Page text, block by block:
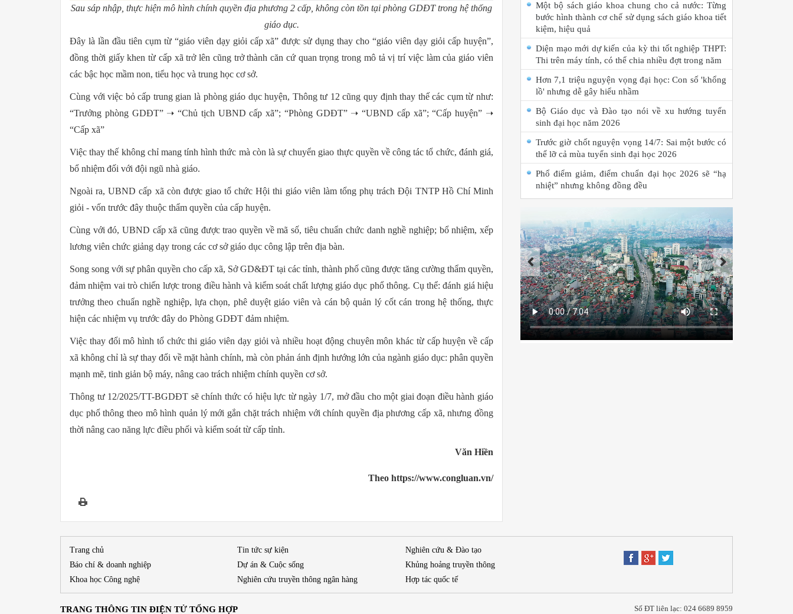
Sau sáp nhập, thực hiện mô hình chính quyền địa phương 2 cấp, không còn tồn tại phòng GDĐT trong hệ thống
giáo dục.
Đây là lần đầu tiên cụm từ “giáo viên dạy giỏi cấp xã” được sử dụng thay cho “giáo viên dạy giỏi cấp huyện”,
đồng thời giấy khen từ cấp xã trở lên cũng trở thành căn cứ quan trọng trong mô tả vị trí việc làm của giáo viên
các bậc học mầm non, tiểu học và trung học cơ sở.
Cùng với việc bỏ cấp trung gian là phòng giáo dục huyện, Thông tư 12 cũng quy định thay thế các cụm từ như:
“Trưởng phòng GDĐT” ➝ “Chủ tịch UBND cấp xã”; “Phòng GDĐT” ➝ “UBND cấp xã”; “Cấp huyện” ➝
“Cấp xã”
Việc thay thế không chỉ mang tính hình thức mà còn là sự chuyển giao thực quyền về công tác tổ chức, đánh giá,
bổ nhiệm đối với đội ngũ nhà giáo.
Ngoài ra, UBND cấp xã còn được giao tổ chức Hội thi giáo viên làm tổng phụ trách Đội TNTP Hồ Chí Minh
giỏi - vốn trước đây thuộc thẩm quyền của cấp huyện.
Cùng với đó, UBND cấp xã cũng được trao quyền về mã số, tiêu chuẩn chức danh nghề nghiệp; bổ nhiệm, xếp
lương viên chức giảng dạy trong các cơ sở giáo dục công lập trên địa bàn.
Song song với sự phân quyền cho cấp xã, Sở GD&ĐT tại các tỉnh, thành phố cũng được tăng cường thẩm quyền,
đảm nhiệm vai trò chiến lược trong điều hành và kiểm soát chất lượng giáo dục phổ thông. Cụ thể: đánh giá hiệu
trưởng theo chuẩn nghề nghiệp, lựa chọn, phê duyệt giáo viên và cán bộ quản lý cốt cán trong hệ thống, thực
hiện các nhiệm vụ trước đây do Phòng GDĐT đảm nhiệm.
Việc thay đổi mô hình tổ chức thi giáo viên dạy giỏi và nhiều hoạt động chuyên môn khác từ cấp huyện về cấp
xã không chỉ là sự thay đổi về mặt hành chính, mà còn phản ánh định hướng lớn của ngành giáo dục: phân quyền
mạnh mẽ, tinh giản bộ máy, nâng cao trách nhiệm chính quyền cơ sở.
Thông tư 12/2025/TT-BGDĐT sẽ chính thức có hiệu lực từ ngày 1/7, mở đầu cho một giai đoạn điều hành giáo
dục phổ thông theo mô hình quản lý mới gắn chặt trách nhiệm với chính quyền địa phương cấp xã, nhưng đồng
thời nâng cao năng lực điều phối và kiểm soát từ cấp tỉnh.
Văn Hiền
Theo https://www.congluan.vn/
Một bộ sách giáo khoa chung cho cả nước: Từng
bước hình thành cơ chế sử dụng sách giáo khoa tiết
kiệm, hiệu quả
Diện mạo mới dự kiến của kỳ thi tốt nghiệp THPT:
Thi trên máy tính, có thể chia nhiều đợt trong năm
Hơn 7,1 triệu nguyện vọng đại học: Con số 'khổng
lồ' nhưng dễ gây hiểu nhầm
Bộ Giáo dục và Đào tạo nói về xu hướng tuyển
sinh đại học năm 2026
Trước giờ chốt nguyện vọng 14/7: Sai một bước có
thể lỡ cả mùa tuyển sinh đại học 2026
Phổ điểm giảm, điểm chuẩn đại học 2026 sẽ “hạ
nhiệt” nhưng không đồng đều
Trang chủ Tin tức sự kiện
Nghiên cứu & Đào tạo
Báo chí & doanh nghiệp
Dự án & Cuộc sống
Khủng hoảng truyền thông
Khoa học Công nghệ
Nghiên cứu truyền thông ngân hàng Hợp tác quốc tế
TRANG THÔNG TIN ĐIỆN TỬ TỔNG HỢP Số ĐT liên lạc: 024 6689 8959